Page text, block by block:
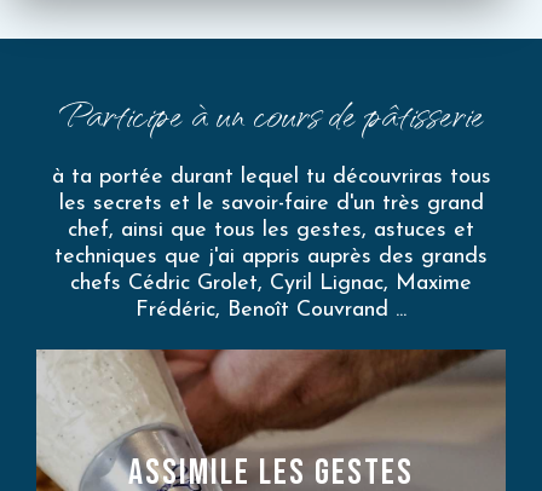
Participe à un cours de pâtisserie
à ta portée durant lequel tu découvriras tous
les secrets et le savoir-faire d'un très grand
chef, ainsi que tous les gestes, astuces et
techniques que j'ai appris auprès des grands
chefs Cédric Grolet, Cyril Lignac, Maxime
Frédéric, Benoît Couvrand ...
ASSIMILE LES GESTES